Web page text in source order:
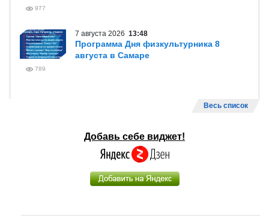
977
7 августа 2026 13:48
Программа Дня физкультурника 8
августа в Самаре
789
Весь список
Добавь себе виджет!